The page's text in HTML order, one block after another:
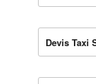
Devis Taxi